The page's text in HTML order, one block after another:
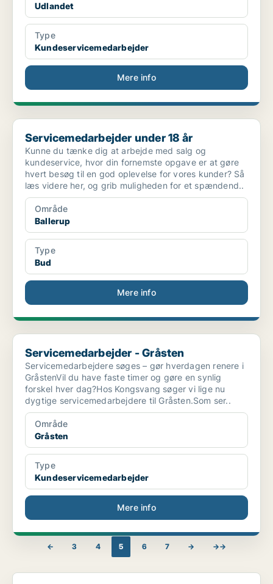
Udlandet
Type
Kundeservicemedarbejder
Mere info
Servicemedarbejder under 18 år
Servicemedarbejder under 18 år
Kunne du tænke dig at arbejde med salg og
kundeservice, hvor din fornemste opgave er at gøre
hvert besøg til en god oplevelse for vores kunder? Så
læs videre her, og grib muligheden for et spændend..
Område
Ballerup
Type
Bud
Mere info
Servicemedarbejder - Gråsten
Servicemedarbejder - Gråsten
Servicemedarbejdere søges – gør hverdagen renere i
GråstenVil du have faste timer og gøre en synlig
forskel hver dag?Hos Kongsvang søger vi lige nu
dygtige servicemedarbejdere til Gråsten.Som ser..
Område
Gråsten
Type
Kundeservicemedarbejder
Mere info
← 3 4 5 6 7 → →→